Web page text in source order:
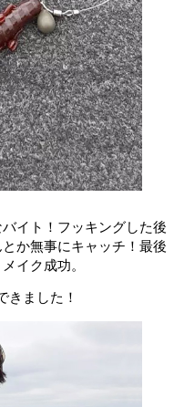
イト！フッキングした後
か無事にキャッチ！最後
イク成功。
きました！